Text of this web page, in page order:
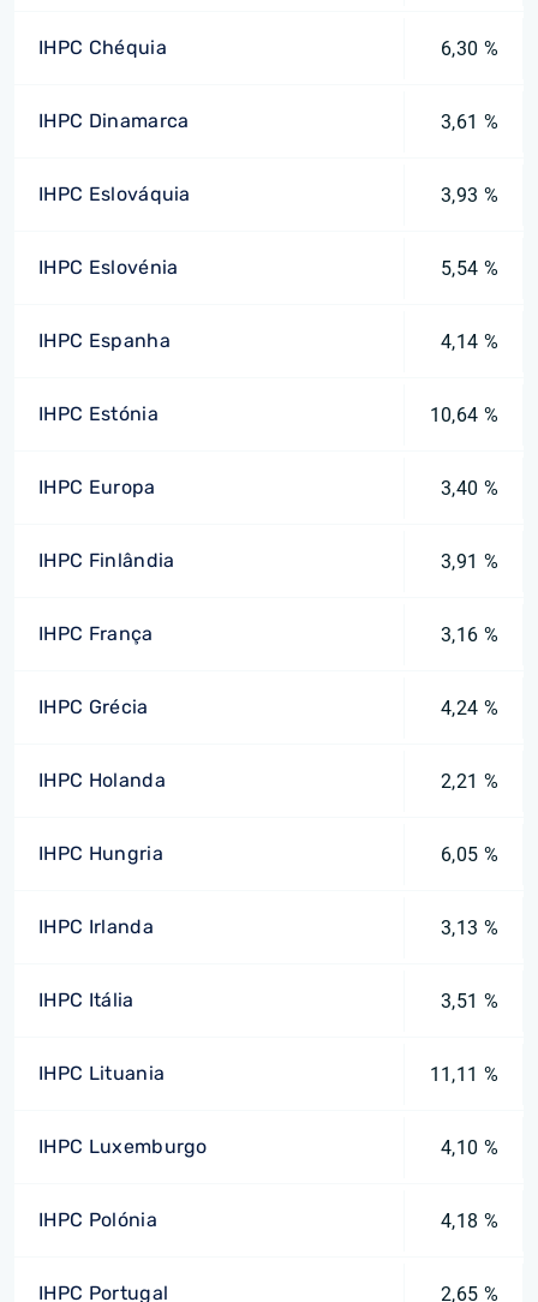
IHPC Chéquia 6,30 %
IHPC Dinamarca 3,61 %
IHPC Eslováquia 3,93 %
IHPC Eslovénia 5,54 %
IHPC Espanha 4,14 %
IHPC Estónia 10,64 %
IHPC Europa 3,40 %
IHPC Finlândia 3,91 %
IHPC França 3,16 %
IHPC Grécia 4,24 %
IHPC Holanda 2,21 %
IHPC Hungria 6,05 %
IHPC Irlanda 3,13 %
IHPC Itália 3,51 %
IHPC Lituania 11,11 %
IHPC Luxemburgo 4,10 %
IHPC Polónia 4,18 %
IHPC Portugal 2,65 %